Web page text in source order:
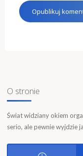
O stronie
Świat widziany okiem
serio, ale pewnie wyjdzie